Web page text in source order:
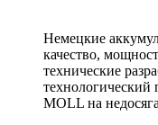
Немецкие
качество,
технические
технологический
MOLL на